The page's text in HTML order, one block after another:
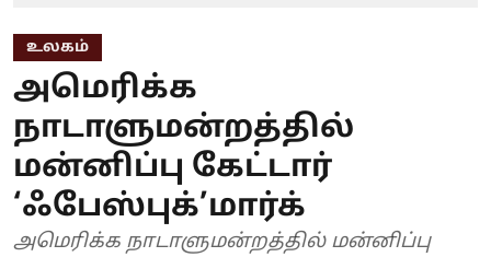
உலகம்
அமெரிக்க
நாடாளுமன்றத்தில்
மன்னிப்பு கேட்டார்
‘ஃபேஸ்புக்’மார்க்
அமெரிக்க நாடாளுமன்றத்தில் மன்னிப்பு